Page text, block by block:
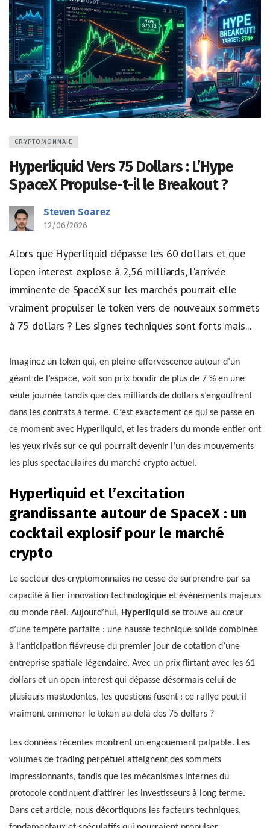
CRYPTOMONNAIE
Hyperliquid Vers 75 Dollars : L’Hype
SpaceX Propulse-t-il le Breakout ?
Steven Soarez
12/06/2026
Alors que Hyperliquid dépasse les 60 dollars et que
l'open interest explose à 2,56 milliards, l'arrivée
imminente de SpaceX sur les marchés pourrait-elle
vraiment propulser le token vers de nouveaux sommets
à 75 dollars ? Les signes techniques sont forts mais...
Imaginez un token qui, en pleine effervescence autour d’un
géant de l’espace, voit son prix bondir de plus de 7 % en une
seule journée tandis que des milliards de dollars s’engouffrent
dans les contrats à terme. C’est exactement ce qui se passe en
ce moment avec Hyperliquid, et les traders du monde entier ont
les yeux rivés sur ce qui pourrait devenir l’un des mouvements
les plus spectaculaires du marché crypto actuel.
Hyperliquid et l’excitation
grandissante autour de SpaceX : un
cocktail explosif pour le marché
crypto
Le secteur des cryptomonnaies ne cesse de surprendre par sa
capacité à lier innovation technologique et événements majeurs
du monde réel. Aujourd’hui, Hyperliquid se trouve au cœur
d’une tempête parfaite : une hausse technique solide combinée
à l’anticipation fiévreuse du premier jour de cotation d’une
entreprise spatiale légendaire. Avec un prix flirtant avec les 61
dollars et un open interest qui dépasse désormais celui de
plusieurs mastodontes, les questions fusent : ce rallye peut-il
vraiment emmener le token au-delà des 75 dollars ?
Les données récentes montrent un engouement palpable. Les
volumes de trading perpétuel atteignent des sommets
impressionnants, tandis que les mécanismes internes du
protocole continuent d’attirer les investisseurs à long terme.
Dans cet article, nous décortiquons les facteurs techniques,